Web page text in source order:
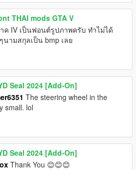
THAI mods GTA V
ค IV เป็นฟอนต์รูปภาพครับ ทำไม่ได้
นามสกุลเป็น bmp เลย
Seal 2024 [Add-On]
The steering wheel in the
small. lol
Seal 2024 [Add-On]
Thank You 😊😊😊